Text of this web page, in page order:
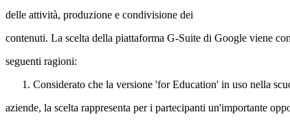
delle attività, produzione e condivisione dei
contenuti. La scelta della piattaforma G-Suite di Google viene
seguenti ragioni:
Considerato che la versione 'for Education' in uso nella
aziende, la scelta rappresenta per i partecipanti un'importante